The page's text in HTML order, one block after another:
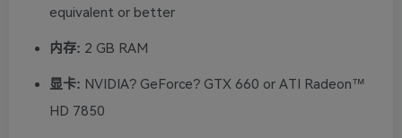
equivalent or better
内存: 2 GB RAM
显卡: NVIDIA? GeForce? GTX 660 or ATI Radeon™
HD 7850